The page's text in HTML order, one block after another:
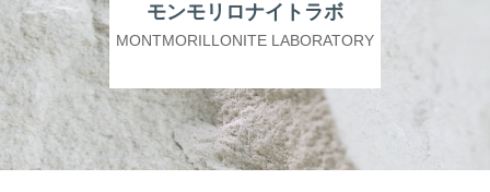
モンモリロナイトラボ
MONTMORILLONITE LABORATORY
プロダクト
モンモリロナイトラボ
お知らせ